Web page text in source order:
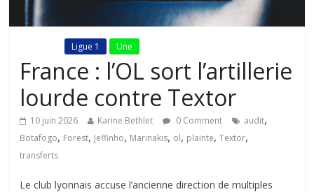
Ligue 1 Une
France : l’OL sort l’artillerie
lourde contre Textor
10 juin 2026 Karine Bethlet 0 Comment audit,
Botafogo, Forest, Jeffinho, Marinakis, ol, plainte,Textor,
transferts
Le club lyonnais accuse l’ancienne direction de multiples